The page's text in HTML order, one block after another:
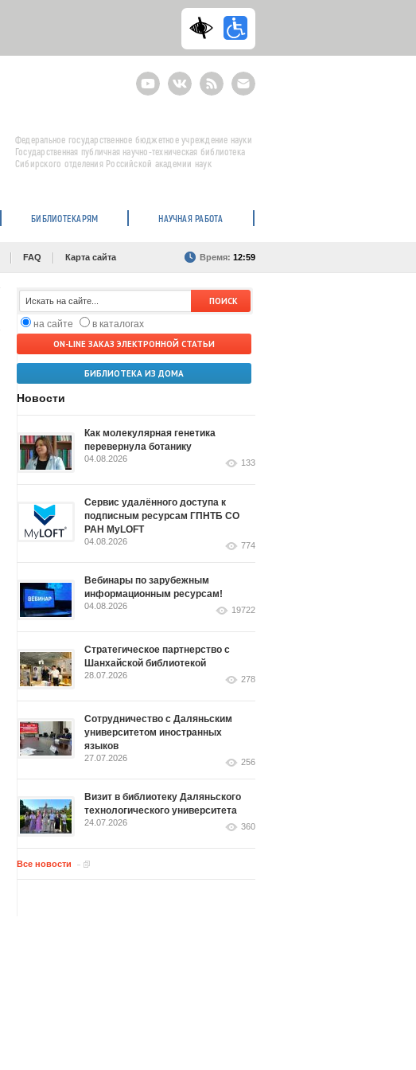
YoutubeВКонтактеRSS
E-
mail
подписка
Федеральное государственное бюджетное учреждение науки
Государственная публичная научно-техническая библиотека
Сибирского отделения Российской академии наук
БИБЛИОТЕКАРЯМ НАУЧНАЯ РАБОТА
FAQ Карта сайта Время: 12:59
на сайте
в каталогах
ON-LINE ЗАКАЗ ЭЛЕКТРОННОЙ СТАТЬИ
БИБЛИОТЕКА ИЗ ДОМА
Новости
Как молекулярная генетика
перевернула ботанику
04.08.2026 133
Сервис удалённого доступа к
подписным ресурсам ГПНТБ СО
РАН MyLOFT
04.08.2026 774
Вебинары по зарубежным
информационным ресурсам!
04.08.2026 19722
Стратегическое партнерство с
Шанхайской библиотекой
28.07.2026 278
Сотрудничество с Даляньским
университетом иностранных
языков
27.07.2026 256
Визит в библиотеку Даляньского
технологического университета
24.07.2026 360
Все новости